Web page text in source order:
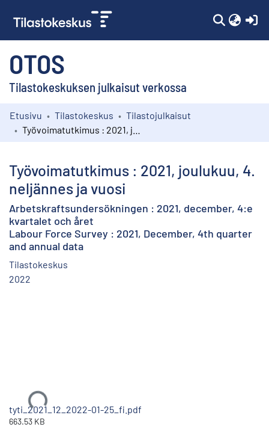
OTOS
Tilastokeskuksen julkaisut verkossa
Kokoelmat
Etusivu Tilastokeskus
Tilastojulkaisut
Työvoimatutkimus : 2021, joulukuu, 4.
neljännes ja vuosi
Arbetskraftsundersökningen : 2021, december, 4:e
kvartalet och året
Labour Force Survey : 2021, December, 4th quarter
and annual data
Tilastokeskus
2022
Ladataan...
tyti_2021_12_2022-01-25_fi.pdf
663.53 KB